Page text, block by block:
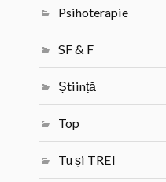
Psihoterapie
SF & F
Știință
Top
Tu și TREI